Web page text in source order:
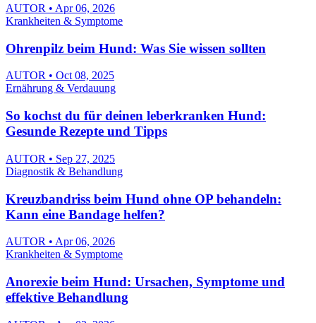
AUTOR • Apr 06, 2026
Krankheiten & Symptome
Ohrenpilz beim Hund: Was Sie wissen sollten
AUTOR • Oct 08, 2025
Ernährung & Verdauung
So kochst du für deinen leberkranken Hund:
Gesunde Rezepte und Tipps
AUTOR • Sep 27, 2025
Diagnostik & Behandlung
Kreuzbandriss beim Hund ohne OP behandeln:
Kann eine Bandage helfen?
AUTOR • Apr 06, 2026
Krankheiten & Symptome
Anorexie beim Hund: Ursachen, Symptome und
effektive Behandlung